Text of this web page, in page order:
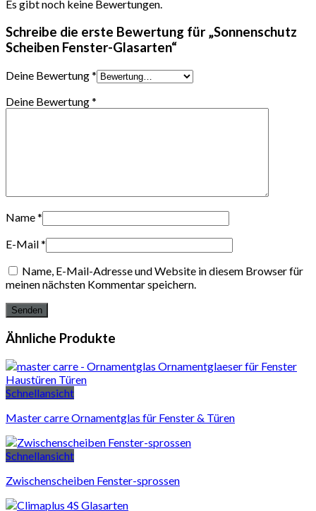
Es gibt noch keine Bewertungen.
Schreibe die erste Bewertung für „Sonnenschutz
Scheiben Fenster-Glasarten“
Deine Bewertung*
Deine Bewertung*
Name*
E-Mail*
Name, E-Mail-Adresse und Website in diesem Browser für
meinen nächsten Kommentar speichern.
Ähnliche Produkte
Schnellansicht
Master carre Ornamentglas für Fenster & Türen
Schnellansicht
Zwischenscheiben Fenster-sprossen